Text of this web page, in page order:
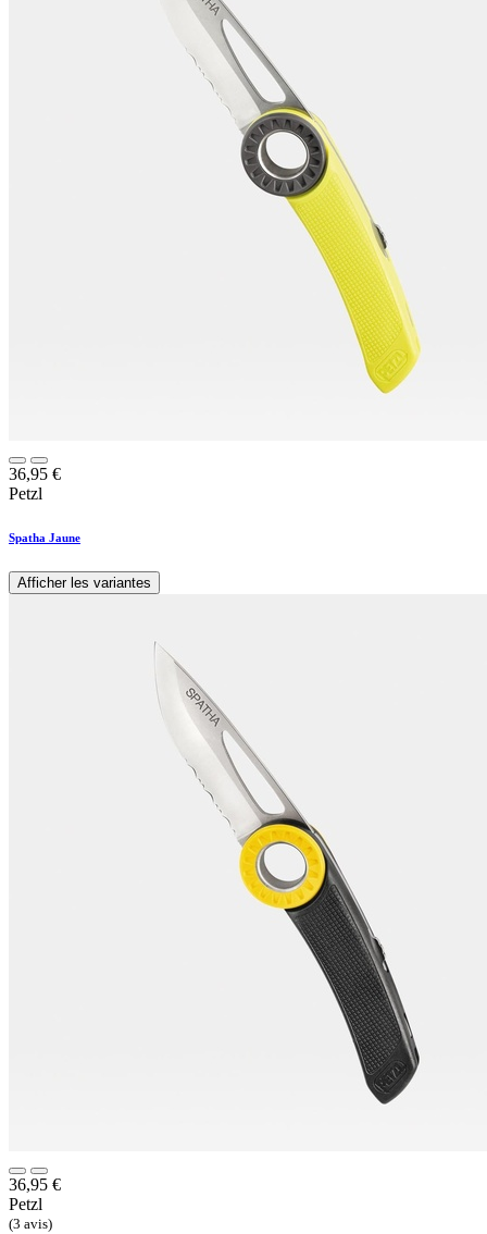
36,95 €
Petzl
Spatha Jaune
Afficher les variantes
36,95 €
Petzl
(3 avis)